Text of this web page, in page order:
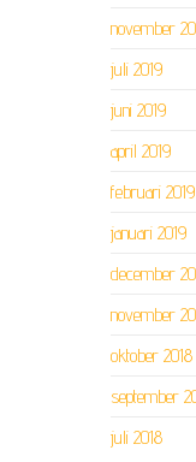
november
juli 2019
juni 2019
april 2019
februari 2019
januari 2019
december
november
oktober 2018
september
juli 2018